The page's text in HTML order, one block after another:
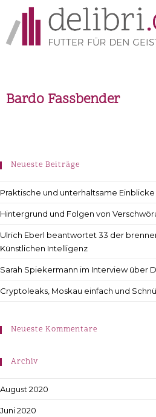
Bardo Fassbender
Neueste Beiträge
Praktische und unterhaltsame
Hintergrund und Folgen von
Ulrich Eberl beantwortet 33 der
Künstlichen Intelligenz
Sarah Spiekermann im Interview über
Cryptoleaks, Moskau einfach und
Neueste Kommentare
Archiv
August 2020
Juni 2020